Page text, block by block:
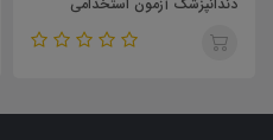
شرکت کار و تامین سال 1404